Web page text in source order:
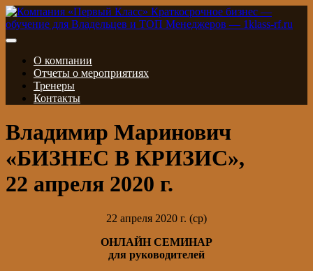
О компании
Отчеты о мероприятиях
Тренеры
Контакты
Владимир Маринович
«БИЗНЕС В КРИЗИС»,
22 апреля 2020 г.
22 апреля 2020 г. (ср)
ОНЛАЙН СЕМИНАР
для руководителей